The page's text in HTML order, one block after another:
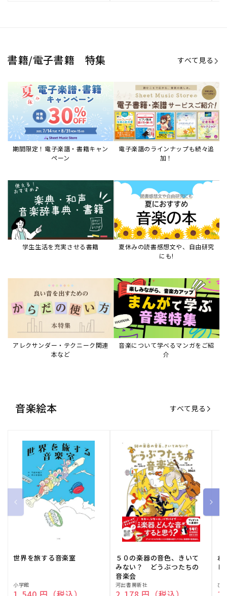
書籍/電子書籍 特集 すべて見る
期間限定！電子楽譜・書籍キャン
ペーン
電子楽譜のラインナップも続々追
加！
学生生活を充実させる書籍
夏休みの読書感想文や、自由研究
にも!
アレクサンダー・テクニーク関連
本など
音楽について学べるマンガをご紹
介
音楽絵本 すべて見る
世界を旅する音楽室
販
小学館
５０の楽器の音色、きいて
みない？ どうぶつたちの
音楽会
販
河出書房新社
ね
販ひ